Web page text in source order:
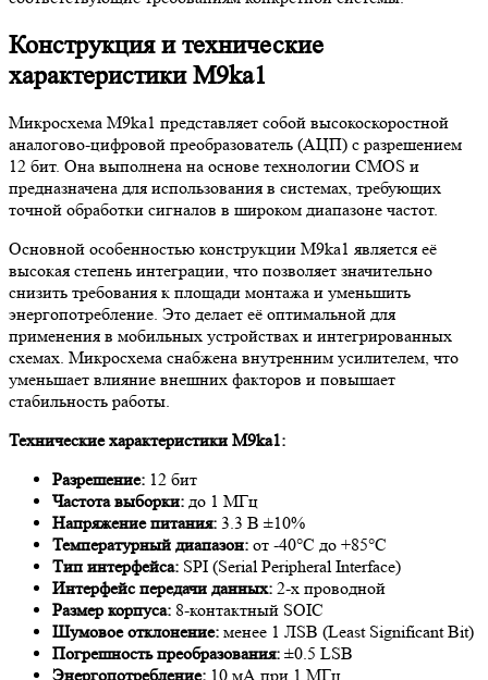
Конструкция и технические
характеристики M9ka1
Микросхема M9ka1 представляет собой высокоскоростной
аналогово-цифровой преобразователь (АЦП) с разрешением
12 бит. Она выполнена на основе технологии CMOS и
предназначена для использования в системах, требующих
точной обработки сигналов в широком диапазоне частот.
Основной особенностью конструкции M9ka1 является её
высокая степень интеграции, что позволяет значительно
снизить требования к площади монтажа и уменьшить
энергопотребление. Это делает её оптимальной для
применения в мобильных устройствах и интегрированных
схемах. Микросхема снабжена внутренним усилителем, что
уменьшает влияние внешних факторов и повышает
стабильность работы.
Технические характеристики M9ka1:
Разрешение: 12 бит
Частота выборки: до 1 МГц
Напряжение питания: 3.3 В ±10%
Температурный диапазон: от -40°C до +85°C
Тип интерфейса: SPI (Serial Peripheral Interface)
Интерфейс передачи данных: 2-х проводной
Размер корпуса: 8-контактный SOIC
Шумовое отклонение: менее 1 ЛSB (Least Significant Bit)
Погрешность преобразования: ±0.5 LSB
Энергопотребление: 10 мА при 1 МГц